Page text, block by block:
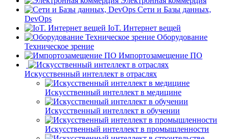
Сети и Базы данных,
DevOps
IoT. Интернет вещей
Оборудование
Техническое зрение
Импортозамещение ПО
Искусственный интеллект в отраслях
Искусственный интеллект в медицине
Искусственный интеллект в обучении
Искусственный интеллект в промышленности